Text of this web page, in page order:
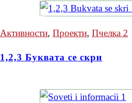
Активности, Проекти, Пчелка 2
1,2,3 Буквата се скри